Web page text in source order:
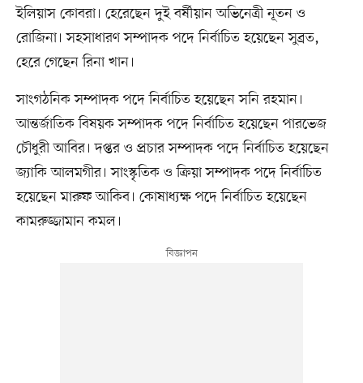
ইলিয়াস কোবরা। হেরেছেন দুই বর্ষীয়ান অভিনেত্রী নূতন ও
রোজিনা। সহসাধারণ সম্পাদক পদে নির্বাচিত হয়েছেন সুব্রত,
হেরে গেছেন রিনা খান।
সাংগঠনিক সম্পাদক পদে নির্বাচিত হয়েছেন সনি রহমান।
আন্তর্জাতিক বিষয়ক সম্পাদক পদে নির্বাচিত হয়েছেন পারভেজ
চৌধুরী আবির। দপ্তর ও প্রচার সম্পাদক পদে নির্বাচিত হয়েছেন
জ্যাকি আলমগীর। সাংস্কৃতিক ও ক্রিয়া সম্পাদক পদে নির্বাচিত
হয়েছেন মারুফ আকিব। কোষাধ্যক্ষ পদে নির্বাচিত হয়েছেন
কামরুজ্জামান কমল।